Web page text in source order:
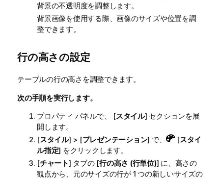
背景の不透明度を調整します。
背景画像を使用する際、画像のサイズや位置を調
整できます。
行の高さの設定
テーブルの行の高さを調整できます。
次の手順を実行します。
プロパティ パネルで、 [スタイル] セクションを展
開します。
[スタイル] > [プレゼンテーション] で、 [スタイ
ル指定] をクリックします。
[チャート] タブの [行の高さ (行単位)] に、高さの
観点から、元のサイズの行が 1 つの新しいサイズの